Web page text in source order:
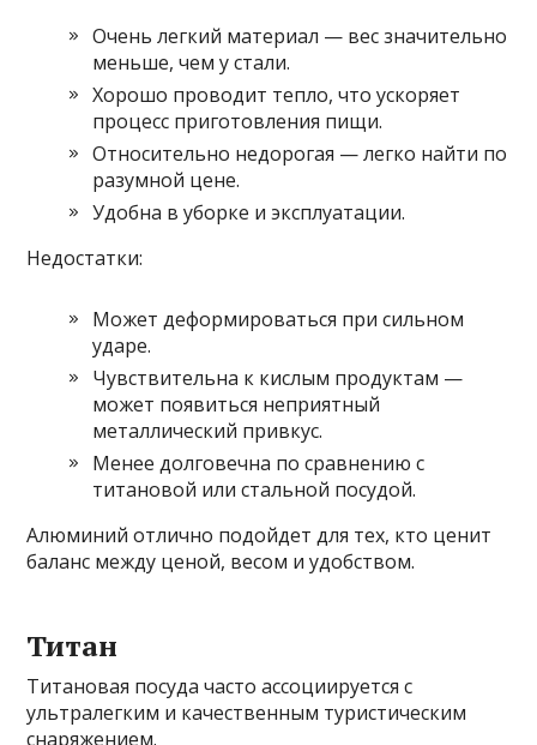
Очень легкий материал — вес значительно
меньше, чем у стали.
Хорошо проводит тепло, что ускоряет
процесс приготовления пищи.
Относительно недорогая — легко найти по
разумной цене.
Удобна в уборке и эксплуатации.
Недостатки:
Может деформироваться при сильном
ударе.
Чувствительна к кислым продуктам —
может появиться неприятный
металлический привкус.
Менее долговечна по сравнению с
титановой или стальной посудой.
Алюминий отлично подойдет для тех, кто ценит
баланс между ценой, весом и удобством.
Титан
Титановая посуда часто ассоциируется с
ультралегким и качественным туристическим
снаряжением.